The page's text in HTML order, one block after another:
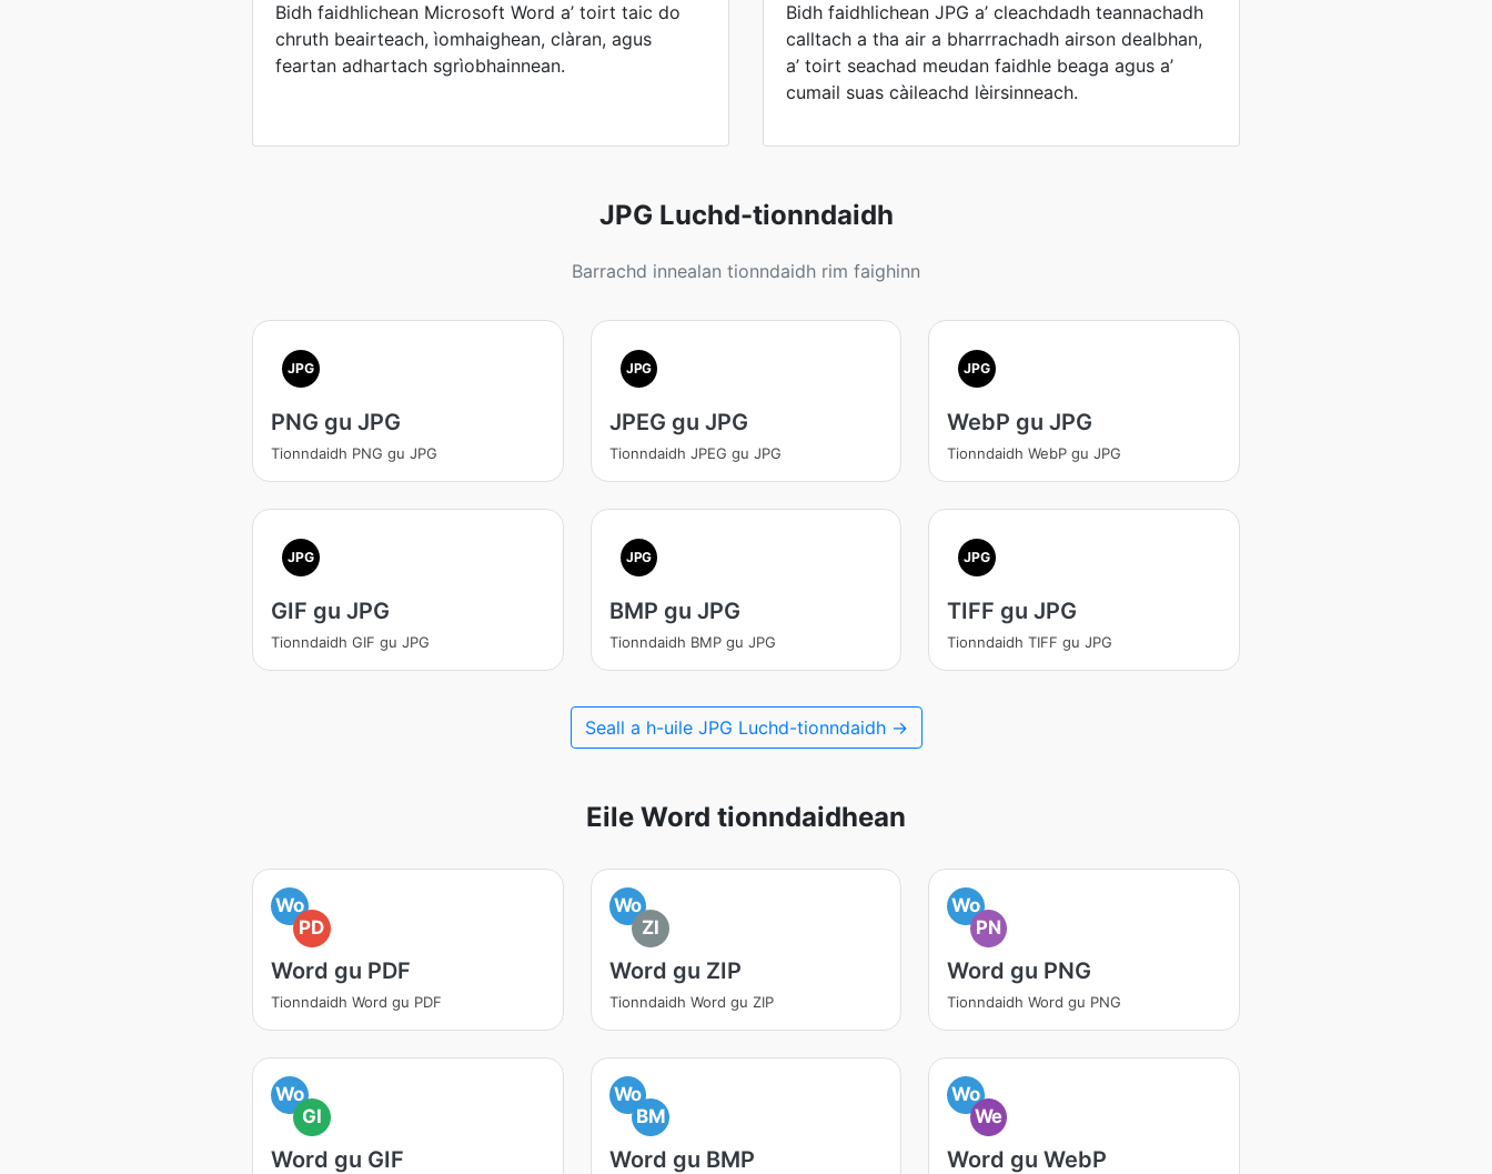
Bidh faidhlichean Microsoft Word a’ toirt taic do
chruth beairteach, ìomhaighean, clàran, agus
feartan adhartach sgrìobhainnean.
Bidh faidhlichean JPG a’ cleachdadh teannachadh
calltach a tha air a bharrrachadh airson dealbhan,
a’ toirt seachad meudan faidhle beaga agus a’
cumail suas càileachd lèirsinneach.
JPG Luchd-tionndaidh
Barrachd innealan tionndaidh rim faighinn
JPG
PNG gu JPG
Tionndaidh PNG gu JPG
JPG
JPEG gu JPG
Tionndaidh JPEG gu JPG
JPG
WebP gu JPG
Tionndaidh WebP gu JPG
JPG
GIF gu JPG
Tionndaidh GIF gu JPG
JPG
BMP gu JPG
Tionndaidh BMP gu JPG
JPG
TIFF gu JPG
Tionndaidh TIFF gu JPG
Seall a h-uile JPG Luchd-tionndaidh →
Eile Word tionndaidhean
Wo
PD
Word gu PDF
Tionndaidh Word gu PDF
Wo
ZI
Word gu ZIP
Tionndaidh Word gu ZIP
Wo
PN
Word gu PNG
Tionndaidh Word gu PNG
Wo
GI
Word gu GIF
Wo
BM
Word gu BMP
Wo
We
Word gu WebP